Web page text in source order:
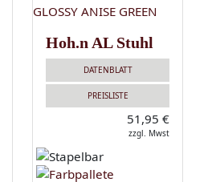
Hoh.n AL Stuhl
DATENBLATT
PREISLISTE
51,95 €
zzgl. Mwst